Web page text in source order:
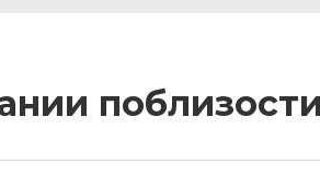
поблизости